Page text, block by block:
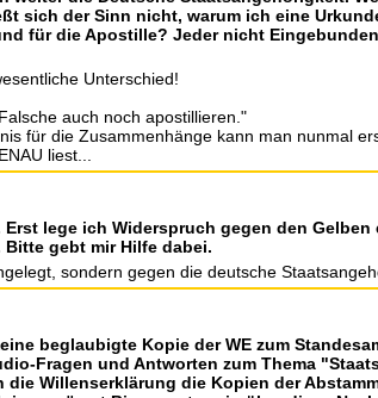
sich der Sinn nicht, warum ich eine
für die Apostille? Jeder nicht
Unterschied!
auch noch apostillieren."
für die Zusammenhänge kann man nunmal
liest...
lege ich Widerspruch gegen den
gebt mir Hilfe dabei.
sondern gegen die deutsche
beglaubigte Kopie der WE zum
Fragen und Antworten zum Thema
Willenserklärung die Kopien der